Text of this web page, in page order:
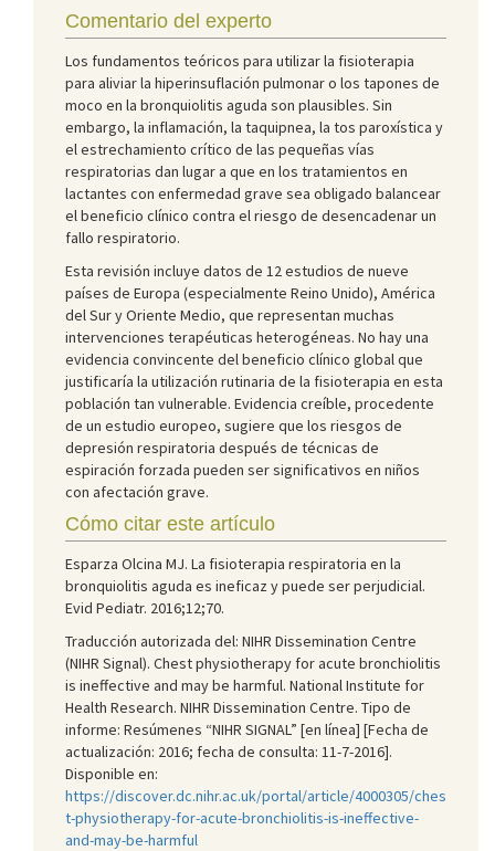
Comentario del experto
Los fundamentos teóricos para utilizar la fisioterapia
para aliviar la hiperinsuflación pulmonar o los tapones de
moco en la bronquiolitis aguda son plausibles. Sin
embargo, la inflamación, la taquipnea, la tos paroxística y
el estrechamiento crítico de las pequeñas vías
respiratorias dan lugar a que en los tratamientos en
lactantes con enfermedad grave sea obligado balancear
el beneficio clínico contra el riesgo de desencadenar un
fallo respiratorio.
Esta revisión incluye datos de 12 estudios de nueve
países de Europa (especialmente Reino Unido), América
del Sur y Oriente Medio, que representan muchas
intervenciones terapéuticas heterogéneas. No hay una
evidencia convincente del beneficio clínico global que
justificaría la utilización rutinaria de la fisioterapia en esta
población tan vulnerable. Evidencia creíble, procedente
de un estudio europeo, sugiere que los riesgos de
depresión respiratoria después de técnicas de
espiración forzada pueden ser significativos en niños
con afectación grave.
Cómo citar este artículo
Esparza Olcina MJ. La fisioterapia respiratoria en la
bronquiolitis aguda es ineficaz y puede ser perjudicial.
Evid Pediatr. 2016;12;70.
Traducción autorizada del: NIHR Dissemination Centre
(NIHR Signal). Chest physiotherapy for acute bronchiolitis
is ineffective and may be harmful. National Institute for
Health Research. NIHR Dissemination Centre. Tipo de
informe: Resúmenes “NIHR SIGNAL” [en línea] [Fecha de
actualización: 2016; fecha de consulta: 11-7-2016].
Disponible en:
https://discover.dc.nihr.ac.uk/portal/article/4000305/ches
t-physiotherapy-for-acute-bronchiolitis-is-ineffective-
and-may-be-harmful